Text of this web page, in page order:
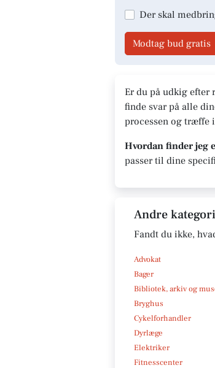
Der skal
Modtag bud gratis
Er du på udkig
finde svar på alle
processen og træffe
Hvordan finder jeg
passer til dine
Andre
Fandt du ikke,
Advokat
Bager
Bibliotek, arkiv og
Bryghus
Cykelforhandler
Dyrlæge
Elektriker
Fitnesscenter